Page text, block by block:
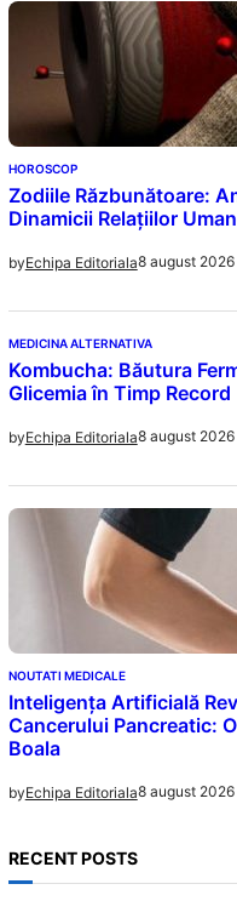
HOROSCOP
Zodiile Răzbunătoare:
Dinamicii Relațiilor
byEchipa Editoriala8 august 2026
MEDICINA ALTERNATIVA
Kombucha: Băutura
Glicemia în Timp Record
byEchipa Editoriala8 august 2026
NOUTATI MEDICALE
Inteligența Artificială
Cancerului Pancreatic:
Boala
byEchipa Editoriala8 august 2026
RECENT POSTS